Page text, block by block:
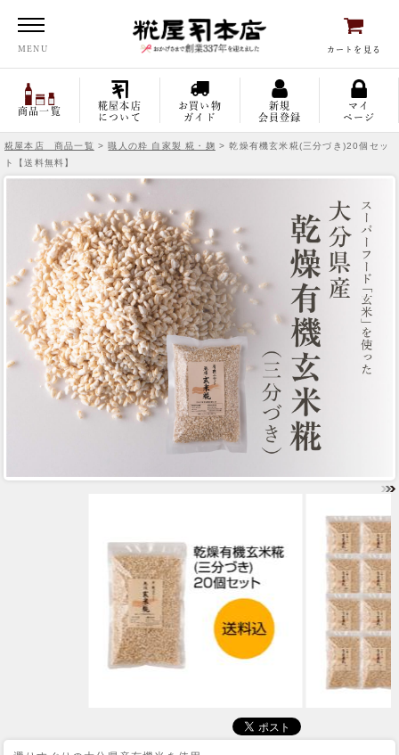
MENU カートを見る
商品一覧
糀屋本店
について
お買い物
ガイド
新規
会員登録
マイ
ページ
糀屋本店 商品一覧 >職人の粋 自家製 糀・麹 > 乾燥有機玄米糀(三分づき)20個セッ
ト【送料無料】